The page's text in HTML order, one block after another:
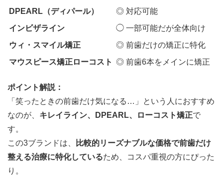
DPEARL（ディパール）
◎ 対応可能
インビザライン
◯ 一部可能だが全体向け
ウィ・スマイル矯正
◎ 前歯だけの矯正に特化
マウスピース矯正ローコスト ◎ 前歯6本をメインに矯正
ポイント解説：
「笑ったときの前歯だけ気になる…」という人におすすめ
なのが、 キレイライン、DPEARL、ローコスト矯正で
す。
この3ブランドは、
比較的リーズナブルな価格で前歯だけ
整える治療に特化しているため、コスパ重視の方にぴった
り。